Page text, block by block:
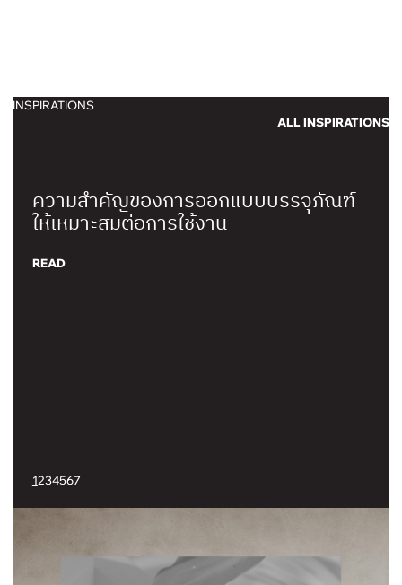
INSPIRATIONS
ALL INSPIRATIONS
ความสำคัญของการออกแบบบรรจุภัณฑ์
ให้เหมาะสมต่อการใช้งาน
READ
เหตุผลที่ต้องสร้างแบรนด์โดย THE
DESIGN ESSENTIAL
READ
โลโก้สำคัญอย่างไร ทำไมถึงควรจ้างทำ
โลโก้
READ
สีและการออกแบบ CI มีผลอย่างไรต่อการ
สร้างธุรกิจ
READ
ออกแบบแพคเกจจิ้งอย่างไร ให้เหมาะกับ
วัยของกลุ่มเป้าหมาย
READ
เคล็ดไม่ลับ! วิธีเลือกโทนสีกับการออกแบบ
แพคเกจจิ้งให้น่าสนใจ
READ
เผย 7 ลิสต์สำคัญในการออกแบบแพคเกจ
จิ้ง ต้องคำนึงถึงอะไรบ้าง?
READ